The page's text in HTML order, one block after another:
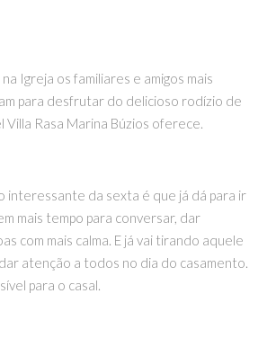
Igreja os familiares e amigos mais
para desfrutar do delicioso rodízio de
Villa Rasa Marina Búzios oferece.
interessante da sexta é que já dá para ir
mais tempo para conversar, dar
com mais calma. E já vai tirando aquele
atenção a todos no dia do casamento.
para o casal.